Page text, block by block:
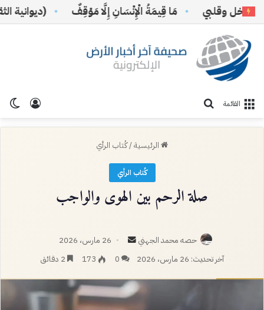
وقلبي مَا قِيمَةُ الْإِنْسَانِ إِلَّا مَوْقِفٌ (ديوانية
تسجيل القائمة
الرئيسية/كُتاب الرأي
كُتاب الرأي
صلة الرحم بين الهوى والواجب
حصه محمد الجهني
أرسل
بريدا
26 مارس، 2026
آخر تحديث: 26 مارس، 2026
0
173